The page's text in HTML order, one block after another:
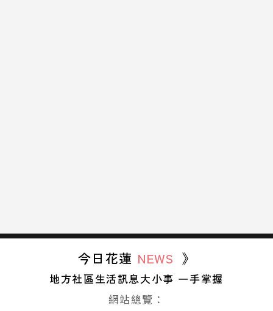
今日花蓮 NEWS 》
地方社區生活訊息大小事 一手掌握
網站總覽：